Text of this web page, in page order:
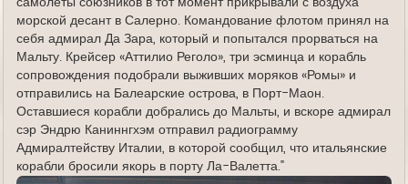
самолёты союзников в тот момент прикрывали с воздуха
морской десант в Салерно. Командование флотом принял на
себя адмирал Да Зара, который и попытался прорваться на
Мальту. Крейсер «Аттилио Реголо», три эсминца и корабль
сопровождения подобрали выживших моряков «Ромы» и
отправились на Балеарские острова, в Порт-Маон.
Оставшиеся корабли добрались до Мальты, и вскоре адмирал
сэр Эндрю Каниннгхэм отправил радиограмму
Адмиралтейству Италии, в которой сообщил, что итальянские
корабли бросили якорь в порту Ла-Валетта."